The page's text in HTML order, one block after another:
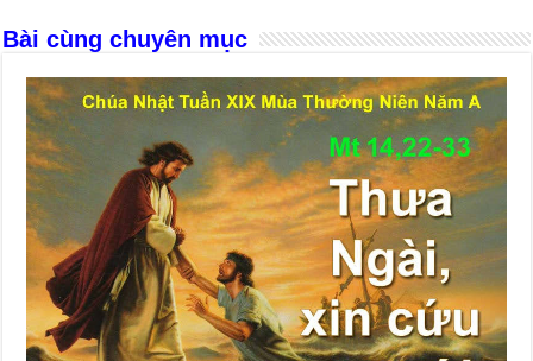
k
Bài cùng chuyên mục